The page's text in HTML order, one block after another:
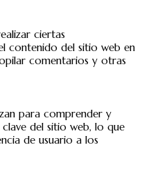
ciertas
contenido del sitio web en
comentarios y otras
para comprender y
del sitio web, lo que
de usuario a los